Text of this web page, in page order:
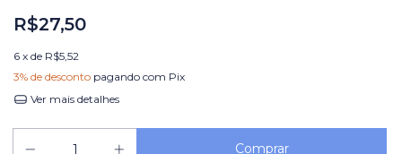
R$27,50
6 x de R$5,52
3% de desconto pagando com Pix
Ver mais detalhes